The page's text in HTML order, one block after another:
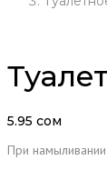
5.95 сом
При